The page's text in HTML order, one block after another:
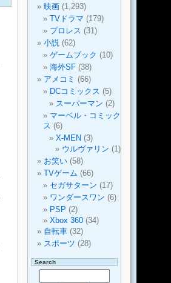
映画 (1,293)
TVドラマ (179)
プロレス (31)
小説 (62)
ゲームブック (10)
海外SF (38)
アメコミ (66)
DCコミックス (5)
スーパーマン (2)
マーベル・コミック
ス (6)
X-MEN (3)
ウルヴァリン (1)
お笑い (58)
TVゲーム (66)
セガサターン (17)
ワンダースワン (6)
PSP (2)
Xbox 360 (34)
自転車 (32)
スポーツ (28)
Search